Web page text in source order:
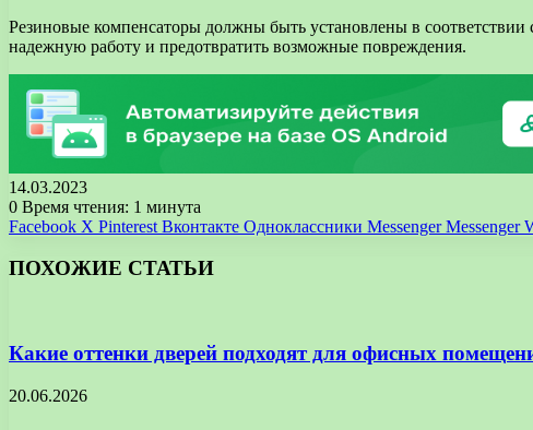
Резиновые компенсаторы должны быть установлены в
надежную работу и предотвратить возможные повреждения.
14.03.2023
0 Время чтения: 1 минута
Facebook X Pinterest Вконтакте Одноклассники Messenger Messenger
ПОХОЖИЕ СТАТЬИ
Какие оттенки дверей подходят для офисных
20.06.2026